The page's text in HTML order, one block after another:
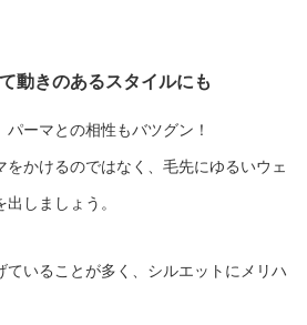
動きのあるスタイルにも
ーマとの相性もバツグン！
かけるのではなく、毛先にゆるいウェ
しましょう。
ていることが多く、シルエットにメリハ